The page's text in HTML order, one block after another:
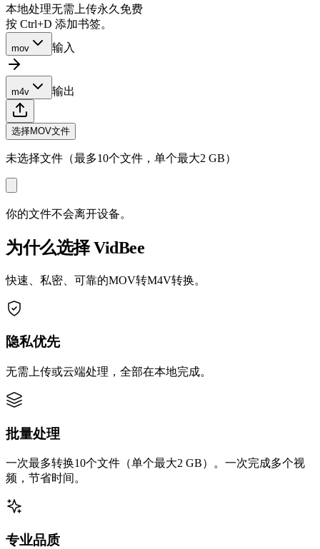
本地处理无需上传永久免费
按 Ctrl+D 添加书签。
mov 输入
m4v 输出
选择MOV文件
未选择文件（最多10个文件，单个最大2 GB）
你的文件不会离开设备。
为什么选择 VidBee
快速、私密、可靠的MOV转M4V转换。
隐私优先
无需上传或云端处理，全部在本地完成。
批量处理
一次最多转换10个文件（单个最大2 GB）。一次完成多个视
频，节省时间。
专业品质